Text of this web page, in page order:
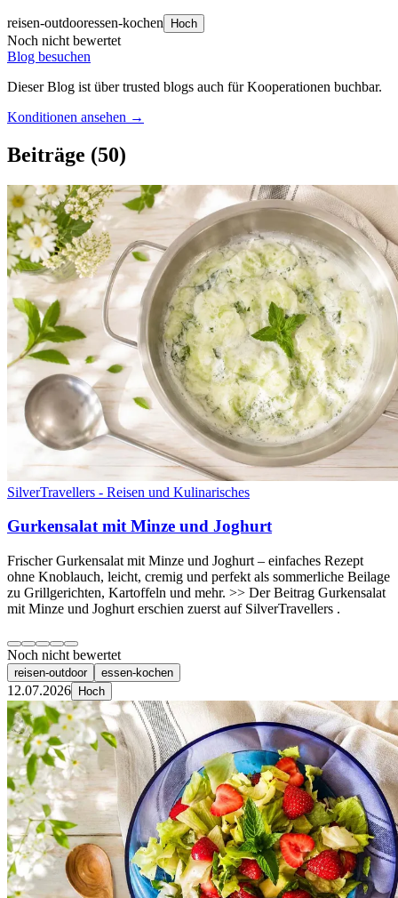
reisen-outdooressen-kochen Hoch
Noch nicht bewertet
Blog besuchen
Dieser Blog ist über trusted blogs auch für Kooperationen buchbar.
Konditionen ansehen →
Beiträge (50)
SilverTravellers - Reisen und Kulinarisches
Gurkensalat mit Minze und Joghurt
Frischer Gurkensalat mit Minze und Joghurt – einfaches Rezept
ohne Knoblauch, leicht, cremig und perfekt als sommerliche Beilage
zu Grillgerichten, Kartoffeln und mehr. >> Der Beitrag Gurkensalat
mit Minze und Joghurt erschien zuerst auf SilverTravellers .
Noch nicht bewertet
reisen-outdoor essen-kochen
12.07.2026 Hoch